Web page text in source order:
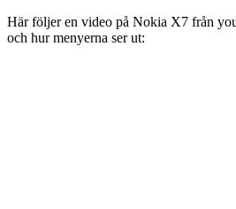
Här följer en video på Nokia X7 från
och hur menyerna ser ut: